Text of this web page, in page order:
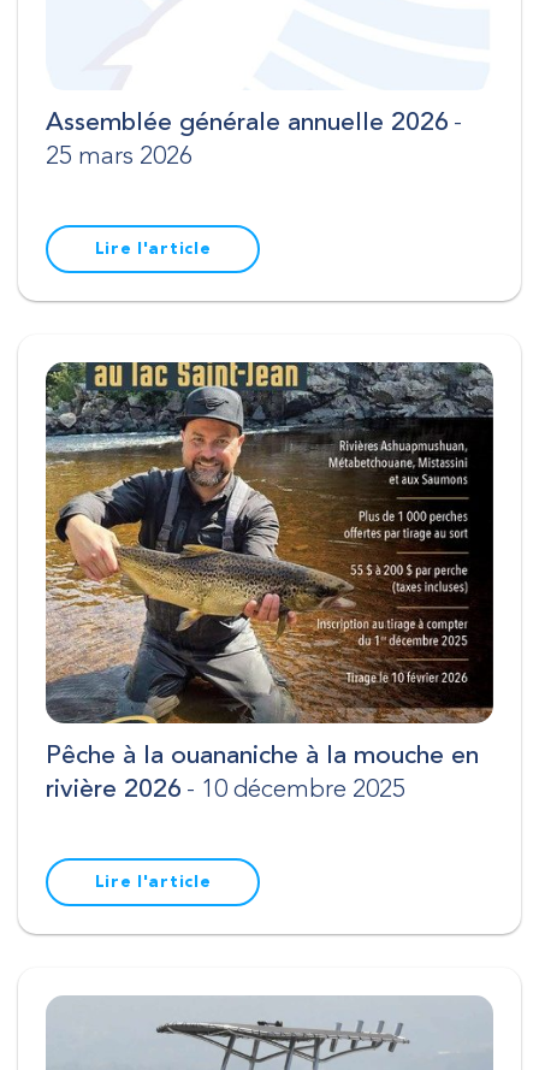
Assemblée générale annuelle 2026 -
25 mars 2026
Lire l'article
Pêche à la ouananiche à la mouche en
rivière 2026 - 10 décembre 2025
Lire l'article